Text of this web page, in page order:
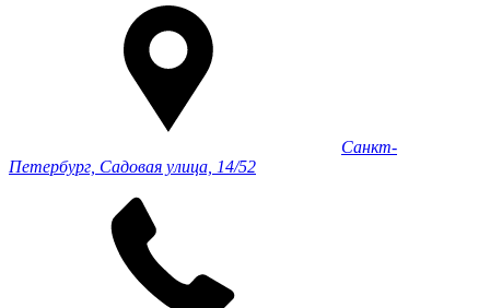
Санкт-
Петербург, Садовая улица, 14/52